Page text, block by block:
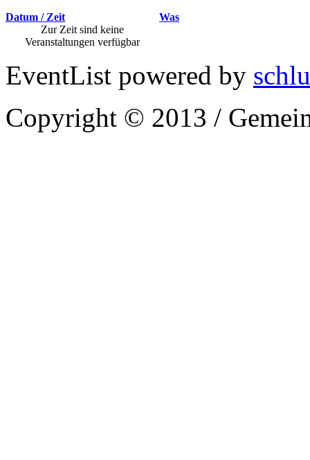
Datum / Zeit
Was
Zur Zeit sind keine
Veranstaltungen verfügbar
EventList powered by
Copyright © 2013 /